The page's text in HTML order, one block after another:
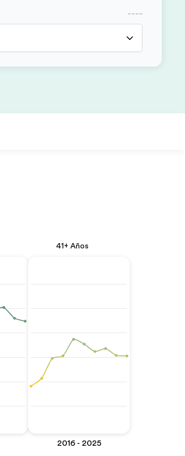
41+ Años
2016 - 2025